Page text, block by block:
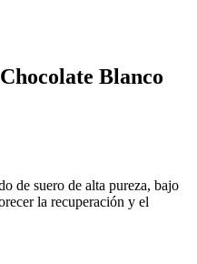
Blanco
de suero de alta pureza, bajo
la recuperación y el